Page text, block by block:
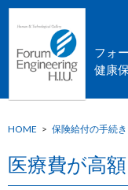
フォ
健康
HOME > 保険給付の手続き
医療費が高